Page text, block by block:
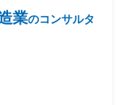
業のコンサルタ